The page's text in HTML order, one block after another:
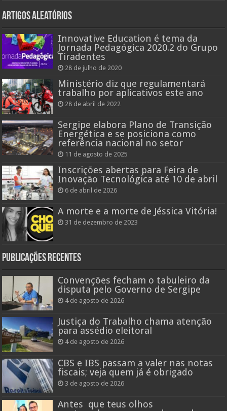
Artigos aleatórios
Innovative Education é tema da
Jornada Pedagógica 2020.2 do Grupo
Tiradentes
28 de julho de 2020
Ministério diz que regulamentará
trabalho por aplicativos este ano
28 de abril de 2022
Sergipe elabora Plano de Transição
Energética e se posiciona como
referência nacional no setor
11 de agosto de 2025
Inscrições abertas para Feira de
Inovação Tecnológica até 10 de abril
6 de abril de 2026
A morte e a morte de Jéssica Vitória!
31 de dezembro de 2023
Publicações recentes
Convenções fecham o tabuleiro da
disputa pelo Governo de Sergipe
4 de agosto de 2026
Justiça do Trabalho chama atenção
para assédio eleitoral
4 de agosto de 2026
CBS e IBS passam a valer nas notas
fiscais; veja quem já é obrigado
3 de agosto de 2026
Antes que teus olhos